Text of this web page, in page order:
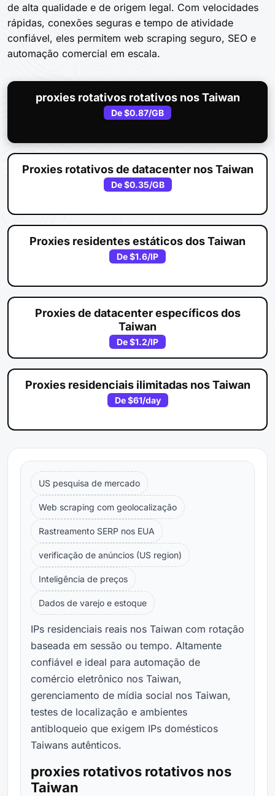
de alta qualidade e de origem legal. Com velocidades
rápidas, conexões seguras e tempo de atividade
confiável, eles permitem web scraping seguro, SEO e
automação comercial em escala.
proxies rotativos rotativos nos Taiwan
De$0.87/GB
Proxies rotativos de datacenter nos Taiwan
De$0.35/GB
Proxies residentes estáticos dos Taiwan
De$1.6/IP
Proxies de datacenter específicos dos
Taiwan
De$1.2/IP
Proxies residenciais ilimitadas nos Taiwan
De$61/day
US pesquisa de mercado
Web scraping com geolocalização
Rastreamento SERP nos EUA
verificação de anúncios (US region)
Inteligência de preços
Dados de varejo e estoque
IPs residenciais reais nos Taiwan com rotação
baseada em sessão ou tempo. Altamente
confiável e ideal para automação de
comércio eletrônico nos Taiwan,
gerenciamento de mídia social nos Taiwan,
testes de localização e ambientes
antibloqueio que exigem IPs domésticos
Taiwans autênticos.
proxies rotativos rotativos nos
Taiwan